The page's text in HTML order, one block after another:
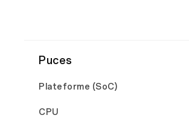
Puces
Plateforme (SoC)
CPU